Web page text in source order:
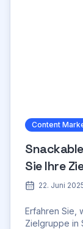
Content
Sie Ihre
erreichen
22. Juni
Erfahren Sie,
Zielgruppe in